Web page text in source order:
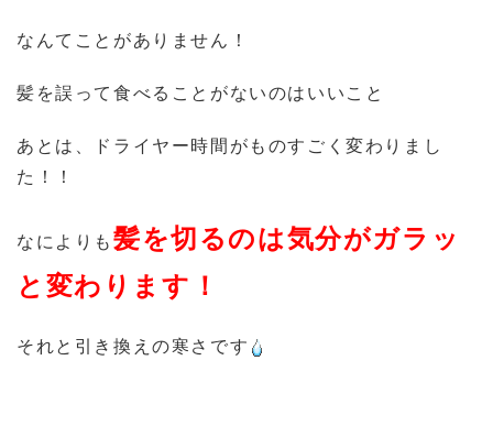
なんてことがありません！
髪を誤って食べることがないのはいいこと
あとは、ドライヤー時間がものすごく変わりまし
た！！
なによりも髪を切るのは気分がガラッ
と変わります！
それと引き換えの寒さです